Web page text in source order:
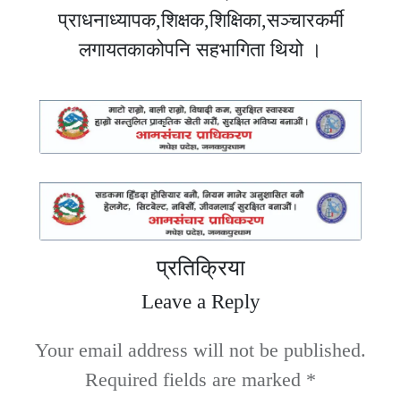
प्राधनाध्यापक,शिक्षक,शिक्षिका,सञ्चारकर्मी
लगायतकाकोपनि सहभागिता थियो ।
प्रतिक्रिया
Leave a Reply
Your email address will not be published.
Required fields are marked *